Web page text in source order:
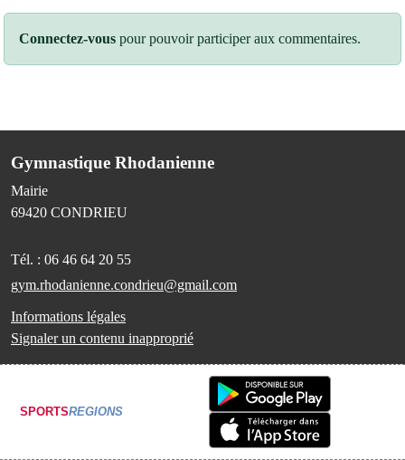
Connectez-vous pour pouvoir participer aux commentaires.
Gymnastique Rhodanienne
Mairie
69420 CONDRIEU
Tél. : 06 46 64 20 55
gym.rhodanienne.condrieu@gmail.com
Informations légales
Signaler un contenu inapproprié
SPORTSREGIONS